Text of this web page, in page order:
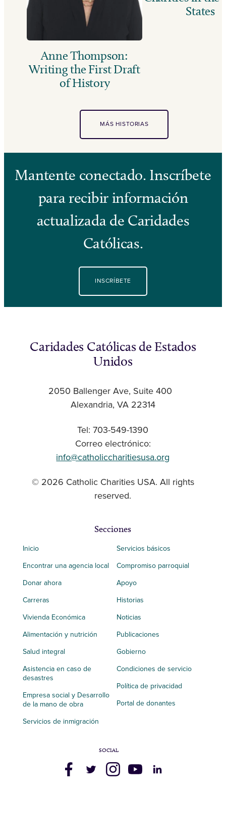
Anne Thompson:
Writing the First Draft
of History
States
MÁS HISTORIAS
Mantente conectado. Inscríbete
para recibir información
actualizada de Caridades
Católicas.
INSCRÍBETE
Caridades Católicas de Estados
Unidos
2050 Ballenger Ave, Suite 400
Alexandria, VA 22314
Tel: 703-549-1390
Correo electrónico:
info@catholiccharitiesusa.org
© 2026 Catholic Charities USA. All rights
reserved.
Secciones
Inicio
Encontrar una agencia local
Donar ahora
Carreras
Vivienda Económica
Alimentación y nutrición
Salud integral
Asistencia en caso de
desastres
Empresa social y Desarrollo
de la mano de obra
Servicios de inmigración
Servicios básicos
Compromiso parroquial
Apoyo
Historias
Noticias
Publicaciones
Gobierno
Condiciones de servicio
Política de privacidad
Portal de donantes
SOCIAL